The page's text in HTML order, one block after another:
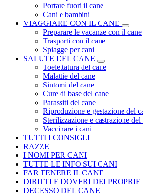
Portare fuori il cane
Cani e bambini
VIAGGIARE CON IL CANE
Preparare le vacanze con il cane
Trasporti con il cane
Spiagge per cani
SALUTE DEL CANE
Toelettatura del cane
Malattie del cane
Sintomi del cane
Cure di base del cane
Parassiti del cane
Riproduzione e gestazione del
Sterilizzazione e castrazione del
Vaccinare i cani
TUTTI I CONSIGLI
RAZZE
I NOMI PER CANI
TUTTE LE INFO SUI CANI
FAR TENERE IL CANE
DIRITTI E DOVERI DEI
DECESSO DEL CANE